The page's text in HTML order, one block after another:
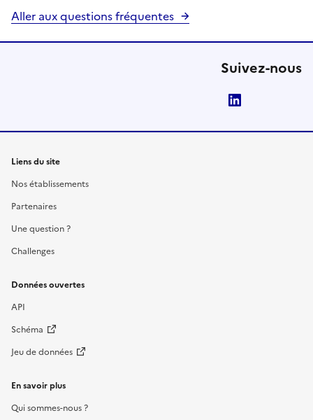
Aller aux questions fréquentes
Suivez-nous
Liens du site
Nos établissements
Partenaires
Une question ?
Challenges
Données ouvertes
API
Schéma
Jeu de données
En savoir plus
Qui sommes-nous ?